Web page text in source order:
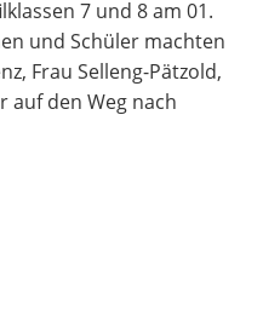
7 und 8 am 01.
und Schüler machten
Frau Selleng-Pätzold,
auf den Weg nach